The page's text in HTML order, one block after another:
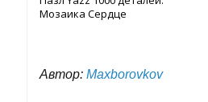
Мозаика Сердце
Автор: Maxborovkov